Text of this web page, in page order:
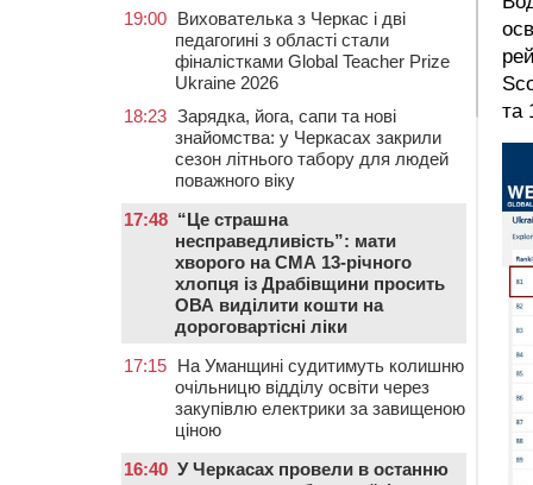
та
19:00 Вихователька з Черкас і дві
педагогині з області стали
фіналістками Global Teacher Prize
Ukraine 2026
18:23 Зарядка, йога, сапи та нові
знайомства: у Черкасах закрили
сезон літнього табору для людей
поважного віку
17:48 “Це страшна
несправедливість”: мати
хворого на СМА 13-річного
хлопця із Драбівщини просить
ОВА виділити кошти на
дороговартісні ліки
17:15 На Уманщині судитимуть колишню
очільницю відділу освіти через
закупівлю електрики за завищеною
ціною
16:40 У Черкасах провели в останню